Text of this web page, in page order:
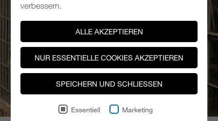
verbessern.
ALLE AKZEPTIEREN
NUR ESSENTIELLE COOKIES AKZEPTIEREN
SPEICHERN UND SCHLIESSEN
Essentiell Marketing